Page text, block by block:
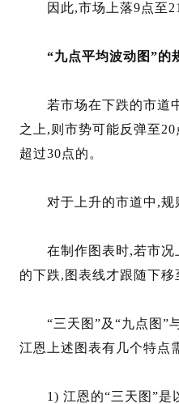
因此,市场上落9点至21
“九点平均波动图”的
若市场在下跌的市道中,
之上,则市势可能反弹至
超过30点的。
对于上升的市道中,规
在制作图表时,若市况上
的下跌,图表线才跟随下移
“三天图”及“九点图”与
江恩上述图表有几个特点
1) 江恩的“三天图”是以